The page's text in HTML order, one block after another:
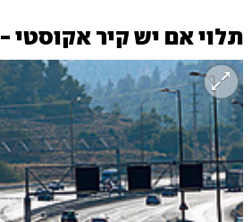
תלוי אם יש קיר אקוסטי - 5%-